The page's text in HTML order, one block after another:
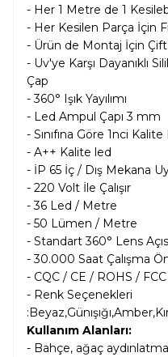
- Her 1 Metre de 1
- Her Kesilen Parça İçin
- Ürün de Montaj İçin
- Uv'ye Karşı Dayanıklı
Çap
- 360° Işık Yayılımı
- Led Ampul Çapı 3 mm
- Sınıfına Göre
- A++ Kalite led
- İP 65 İç / Dış Mekana
- 220 Volt İle Çalışır
- 36 Led / Metre
- 50 Lümen / Metre
- Standart 360° Lens
- 30.000 Saat Çalışma
- CQC / CE / ROHS /
- Renk Seçenekleri
:
Kullanım Alanları:
- Bahçe, ağaç